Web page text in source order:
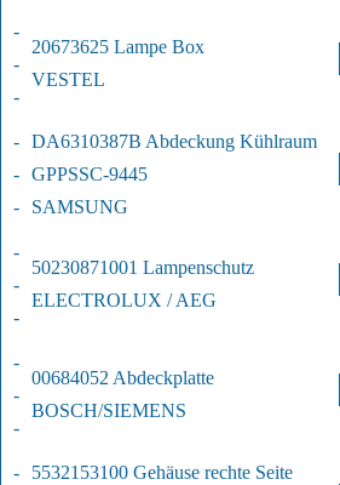
-
-
-
20673625 Lampe Box
VESTEL
-
-
-
DA6310387B Abdeckung Kühlraum
GPPSSC-9445
SAMSUNG
-
-
-
50230871001 Lampenschutz
ELECTROLUX / AEG
-
-
-
00684052 Abdeckplatte
BOSCH/SIEMENS
-
5532153100 Gehäuse rechte Seite